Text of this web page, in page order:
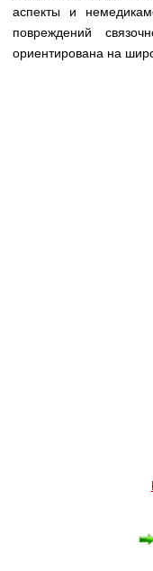
аспекты и
повреждений
ориентирована на